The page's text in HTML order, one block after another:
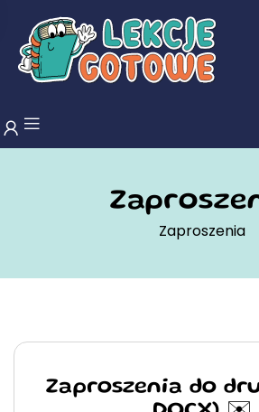
Zaproszenia
Zaproszenia do